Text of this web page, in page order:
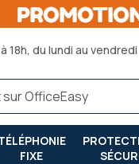
18h, du lundi au vendredi
FIXE